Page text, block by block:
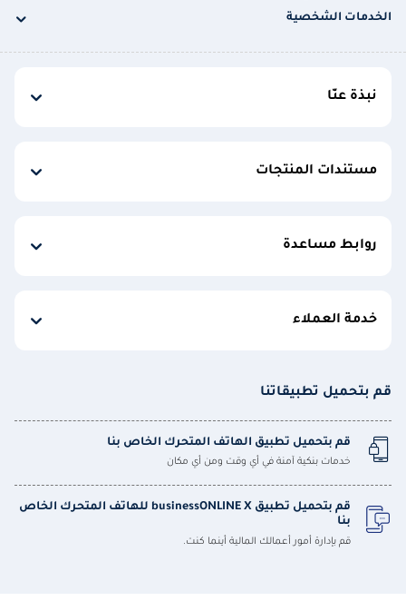
الخدمات الشخصية
نبذة عنّا
مستندات المنتجات
روابط مساعدة
خدمة العملاء
قم بتحميل تطبيقاتنا
قم بتحميل تطبيق الهاتف المتحرك الخاص بنا
خدمات بنكية آمنة في أي وقت ومن أي مكان
قم بتحميل تطبيق businessONLINE X للهاتف المتحرك الخاص
بنا
قم بإدارة أمور أعمالك المالية أينما كنت.